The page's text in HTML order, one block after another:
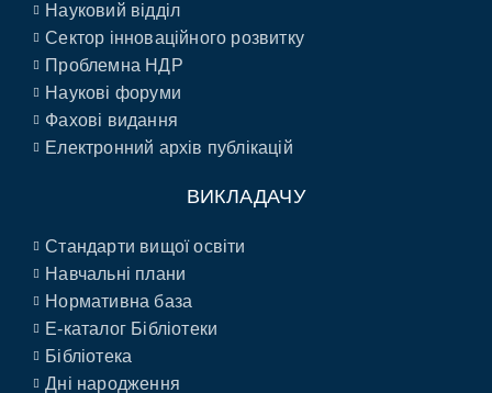
Науковий відділ
Сектор інноваційного розвитку
Проблемна НДР
Наукові форуми
Фахові видання
Електронний архів публікацій
ВИКЛАДАЧУ
Стандарти вищої освіти
Навчальні плани
Нормативна база
E-каталог Бібліотеки
Бібліотека
Дні народження